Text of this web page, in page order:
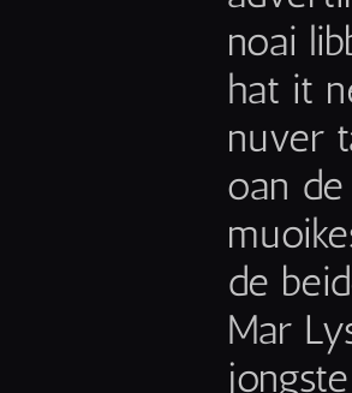
noai
hat it
nuver
oan de
de
Mar